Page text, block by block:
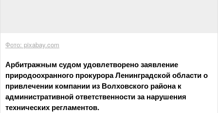
Фото: pixabay.com
Арбитражным судом удовлетворено заявление
природоохранного прокурора Ленинградской области о
привлечении компании из Волховского района к
административной ответственности за нарушения
технических регламентов.